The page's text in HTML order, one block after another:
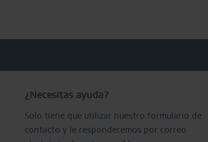
¿Necesitas ayuda?
Solo tiene que utilizar nuestro formulario de
contacto y le responderemos por correo